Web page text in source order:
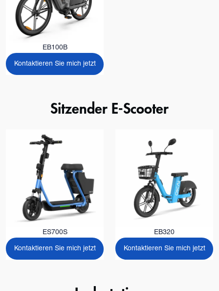
EB100B
Kontaktieren Sie mich jetzt
Sitzender E-Scooter
ES700S
Kontaktieren Sie mich jetzt
EB320
Kontaktieren Sie mich jetzt